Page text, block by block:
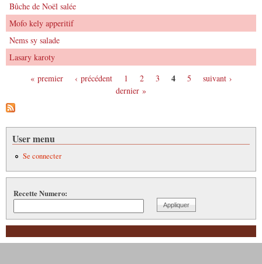
Bûche de Noël salée
Mofo kely apperitif
Nems sy salade
Lasary karoty
Pages« premier ‹ précédent 1 2 3 4 5
suivant ›
dernier »
User menu
Se connecter
Recette Numero: